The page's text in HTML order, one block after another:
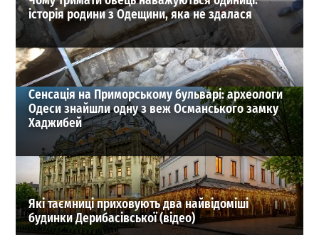
історія родини з Одещини, яка не здалася
Сенсація на Приморському бульварі: археологи
Одеси знайшли одну з веж Османського замку
Хаджибей
Які таємниці приховують два найвідоміші
будинки Дерибасівської (відео)